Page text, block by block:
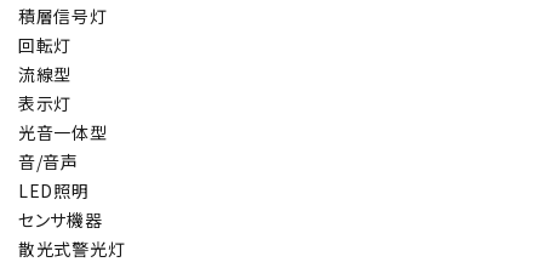
積層信号灯
回転灯
流線型
表示灯
光音一体型
音/音声
LED照明
センサ機器
散光式警光灯